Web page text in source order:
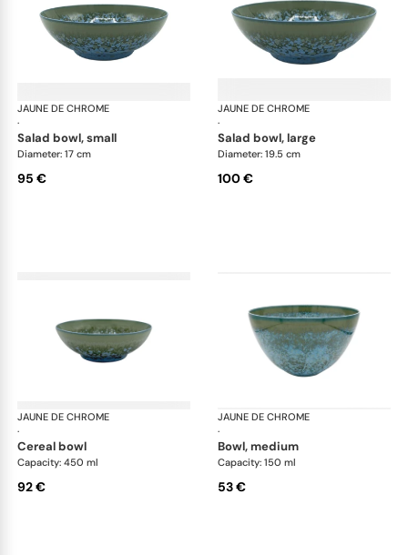
JAUNE DE CHROME
·
Nymphéa
salad bowl, small
Diameter: 17 cm
95 €
JAUNE DE CHROME
·
salad bowl, large
Diameter: 19.5 cm
100 €
JAUNE DE CHROME
·
Nymphéa
cereal bowl
Capacity: 450 ml
92 €
JAUNE DE CHROME
·
bowl, medium
Capacity: 150 ml
53 €